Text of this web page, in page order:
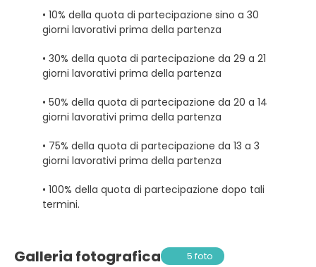
• 10% della quota di partecipazione sino a 30
giorni lavorativi prima della partenza
• 30% della quota di partecipazione da 29 a 21
giorni lavorativi prima della partenza
• 50% della quota di partecipazione da 20 a 14
giorni lavorativi prima della partenza
• 75% della quota di partecipazione da 13 a 3
giorni lavorativi prima della partenza
• 100% della quota di partecipazione dopo tali
termini.
Galleria fotografica 5 foto